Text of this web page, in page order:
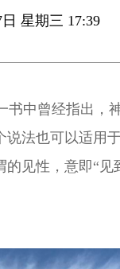
星期三 17:39
书中曾经指出，
说法也可以适用
见性，意即“见